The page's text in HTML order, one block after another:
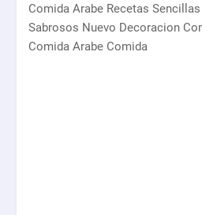
Comida Arabe Recetas
Sabrosos Nuevo Decoracion
Comida Arabe Comida